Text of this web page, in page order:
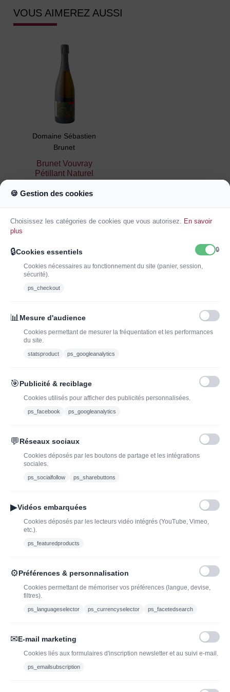
VOUS AIMEREZ AUSSI
Domaine Sébastien
Brunet
Brunet Vouvray
Pétillant Naturel
Ajouter au
panier
J'ADOPTEUNVIN
J'ai lu et j'accepte les conditions générales de vente
Offres du moment
Bouteilles d'exception
à découvrir| J’adopte un
vin
bouteille de champagne,
Caviste en ligne pour l’adoption de vin, champagne,
contact@jadopteunvin.fr
🍪 Gestion des cookies
Choisissez les catégories de cookies que vous autorisez. En savoir
plus
🔒Cookies essentiels 🔒
Cookies nécessaires au fonctionnement du site (panier, session,
sécurité).
ps_checkout
📊 Mesure d'audience
Cookies permettant de mesurer la fréquentation et les performances
du site.
statsproduct ps_googleanalytics
🎯Publicité & reciblage
Cookies utilisés pour afficher des publicités personnalisées.
ps_facebook ps_googleanalytics
💬Réseaux sociaux
Cookies déposés par les boutons de partage et les intégrations
sociales.
ps_socialfollow ps_sharebuttons
▶Vidéos embarquées
Cookies déposés par les lecteurs vidéo intégrés (YouTube, Vimeo,
etc.).
ps_featuredproducts
⚙Préférences & personnalisation
Cookies permettant de mémoriser vos préférences (langue, devise,
filtres).
ps_languageselector ps_currencyselector ps_facetedsearch
✉E-mail marketing
Cookies liés aux formulaires d'inscription newsletter et au suivi e-mail.
ps_emailsubscription